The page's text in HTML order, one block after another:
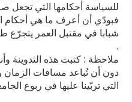
للسياسة أحكامها التي تجعل
فبودّي أن أعرف ما هي أحكام
شبابا في مقتبل العمر يتجرّع
.
ملاحظة : كتبت هذه التدوينة
دون أن تُباعد مسافات الزمان
التي تربّينا عليها في ربوع